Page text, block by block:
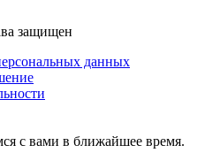
защищен
данных
с вами в ближайшее время.